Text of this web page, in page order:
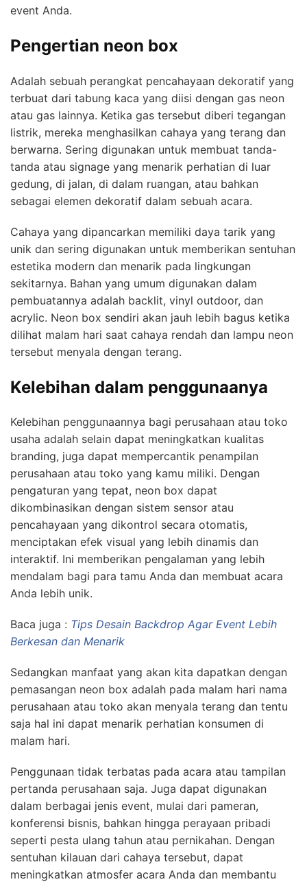
event Anda.
Pengertian neon box
Adalah sebuah perangkat pencahayaan dekoratif yang
terbuat dari tabung kaca yang diisi dengan gas neon
atau gas lainnya. Ketika gas tersebut diberi tegangan
listrik, mereka menghasilkan cahaya yang terang dan
berwarna. Sering digunakan untuk membuat tanda-
tanda atau signage yang menarik perhatian di luar
gedung, di jalan, di dalam ruangan, atau bahkan
sebagai elemen dekoratif dalam sebuah acara.
Cahaya yang dipancarkan memiliki daya tarik yang
unik dan sering digunakan untuk memberikan sentuhan
estetika modern dan menarik pada lingkungan
sekitarnya. Bahan yang umum digunakan dalam
pembuatannya adalah backlit, vinyl outdoor, dan
acrylic. Neon box sendiri akan jauh lebih bagus ketika
dilihat malam hari saat cahaya rendah dan lampu neon
tersebut menyala dengan terang.
Kelebihan dalam penggunaanya
Kelebihan penggunaannya bagi perusahaan atau toko
usaha adalah selain dapat meningkatkan kualitas
branding, juga dapat mempercantik penampilan
perusahaan atau toko yang kamu miliki. Dengan
pengaturan yang tepat, neon box dapat
dikombinasikan dengan sistem sensor atau
pencahayaan yang dikontrol secara otomatis,
menciptakan efek visual yang lebih dinamis dan
interaktif. Ini memberikan pengalaman yang lebih
mendalam bagi para tamu Anda dan membuat acara
Anda lebih unik.
Baca juga : Tips Desain Backdrop Agar Event Lebih
Berkesan dan Menarik
Sedangkan manfaat yang akan kita dapatkan dengan
pemasangan neon box adalah pada malam hari nama
perusahaan atau toko akan menyala terang dan tentu
saja hal ini dapat menarik perhatian konsumen di
malam hari.
Penggunaan tidak terbatas pada acara atau tampilan
pertanda perusahaan saja. Juga dapat digunakan
dalam berbagai jenis event, mulai dari pameran,
konferensi bisnis, bahkan hingga perayaan pribadi
seperti pesta ulang tahun atau pernikahan. Dengan
sentuhan kilauan dari cahaya tersebut, dapat
meningkatkan atmosfer acara Anda dan membantu